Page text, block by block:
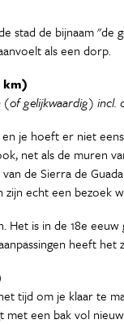
stad de bijnaam
als een dorp.
km)
(of gelijkwaardig)
je hoeft er niet
net als de muren
de Sierra de
zijn echt een bezoek
Het is in de 18e
heeft
tijd om je klaar te
een bak vol